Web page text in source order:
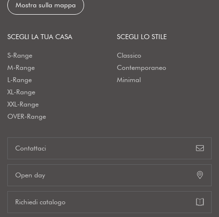
Mostra sulla mappa
SCEGLI LA TUA CASA
S-Range
M-Range
L-Range
XL-Range
XXL-Range
OVER-Range
SCEGLI LO STILE
Classico
Contemporaneo
Minimal
Contattaci
Open day
Richiedi catalogo